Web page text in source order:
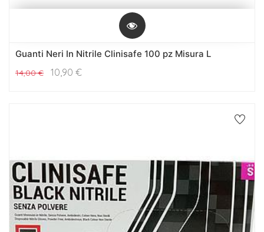
Guanti Neri In Nitrile Clinisafe 100 pz Misura L
14,00€ 10,90 €